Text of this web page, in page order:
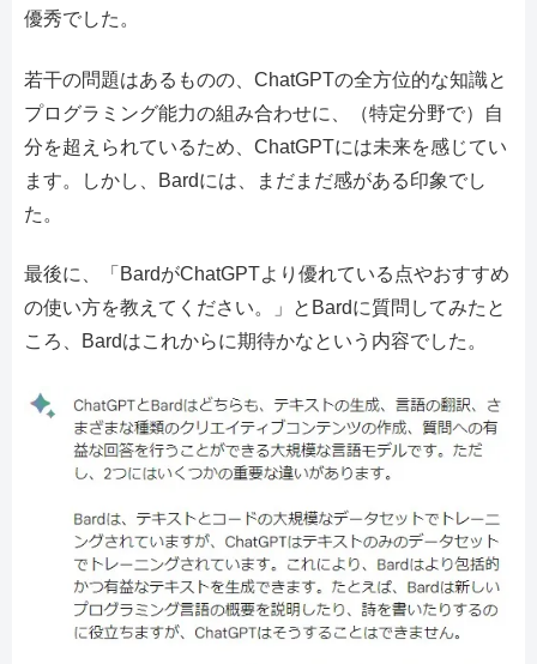
優秀でした。
若干の問題はあるものの、ChatGPTの全方位的な知識と
プログラミング能力の組み合わせに、（特定分野で）自
分を超えられているため、ChatGPTには未来を感じてい
ます。しかし、Bardには、まだまだ感がある印象でし
た。
最後に、「BardがChatGPTより優れている点やおすすめ
の使い方を教えてください。」とBardに質問してみたと
ころ、Bardはこれからに期待かなという内容でした。